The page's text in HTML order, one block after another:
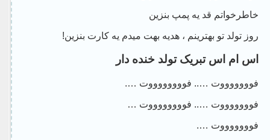
خاطرخواتم قد یه پمپ بنزین
روز تولد تو بهترینم ، هدیه بهت میدم یه کارت بنزین!
اس ام اس تبریک تولد خنده دار
فوووووووت ….. فووووووووت ….
فوووووووت ….. فووووووووت …
فوووووووت ….